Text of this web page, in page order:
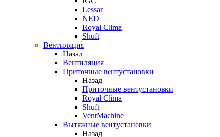
Lessar
NED
Royal Clima
Shuft
Вентиляция
Назад
Вентиляция
Приточные вентустановки
Назад
Приточные вентустановки
Royal Clima
Shuft
VentMachine
Вытяжные вентустановки
Назад